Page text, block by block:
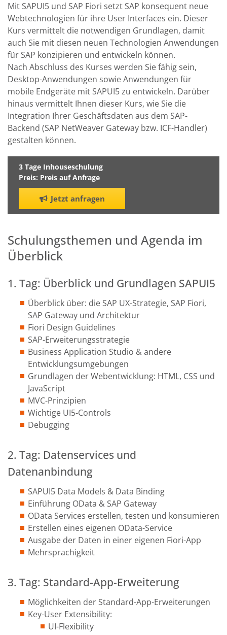
Mit SAPUI5 und SAP Fiori setzt SAP konsequent neue
Webtechnologien für ihre User Interfaces ein. Dieser
Kurs vermittelt die notwendigen Grundlagen, damit
auch Sie mit diesen neuen Technologien Anwendungen
für SAP konzipieren und entwickeln können.
Nach Abschluss des Kurses werden Sie fähig sein,
Desktop-Anwendungen sowie Anwendungen für
mobile Endgeräte mit SAPUI5 zu entwickeln. Darüber
hinaus vermittelt Ihnen dieser Kurs, wie Sie die
Integration Ihrer Geschäftsdaten aus dem SAP-
Backend (SAP NetWeaver Gateway bzw. ICF-Handler)
gestalten können.
3 Tage Inhouseschulung
Preis: Preis auf Anfrage
Jetzt anfragen
Schulungsthemen und Agenda im
Überblick
1. Tag: Überblick und Grundlagen SAPUI5
Überblick über: die SAP UX-Strategie, SAP Fiori,
SAP Gateway und Architektur
Fiori Design Guidelines
SAP-Erweiterungsstrategie
Business Application Studio & andere
Entwicklungsumgebungen
Grundlagen der Webentwicklung: HTML, CSS und
JavaScript
MVC-Prinzipien
Wichtige UI5-Controls
Debugging
2. Tag: Datenservices und
Datenanbindung
SAPUI5 Data Models & Data Binding
Einführung OData & SAP Gateway
OData Services erstellen, testen und konsumieren
Erstellen eines eigenen OData-Service
Ausgabe der Daten in einer eigenen Fiori-App
Mehrsprachigkeit
3. Tag: Standard-App-Erweiterung
Möglichkeiten der Standard-App-Erweiterungen
Key-User Extensibility:
UI-Flexibility